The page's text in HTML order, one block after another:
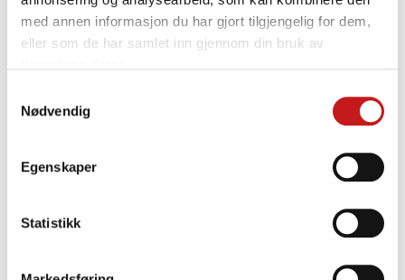
med annen informasjon du har gjort tilgjengelig for dem,
eller som de har samlet inn gjennom din bruk av
Nødvendig
Egenskaper
Statistikk
Alternativt med push-back-system